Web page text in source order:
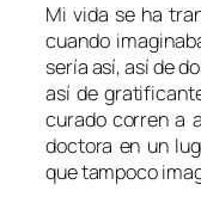
Mi vida se ha
cuando
sería así, así de
así de
curado corren a
doctora en un
que tampoco